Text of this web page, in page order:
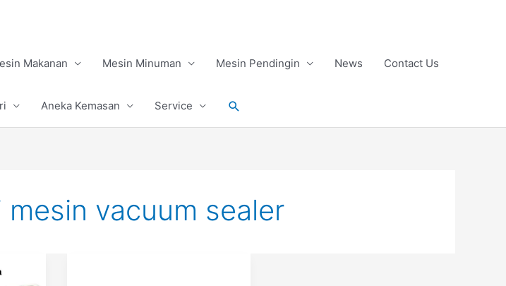
Makanan Mesin Minuman Mesin Pendingin News Contact Us
Aneka Kemasan Service Search
mesin vacuum sealer